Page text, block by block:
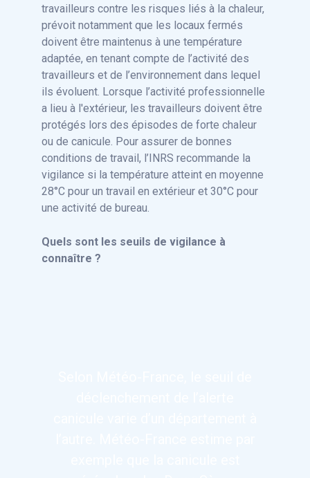
travailleurs contre les risques liés à la chaleur,
prévoit notamment que les locaux fermés
doivent être maintenus à une température
adaptée, en tenant compte de l’activité des
travailleurs et de l’environnement dans lequel
ils évoluent. Lorsque l’activité professionnelle
a lieu à l'extérieur, les travailleurs doivent être
protégés lors des épisodes de forte chaleur
ou de canicule. Pour assurer de bonnes
conditions de travail, l’INRS recommande la
vigilance si la température atteint en moyenne
28°C pour un travail en extérieur et 30°C pour
une activité de bureau.
Quels sont les seuils de vigilance à
connaître ?